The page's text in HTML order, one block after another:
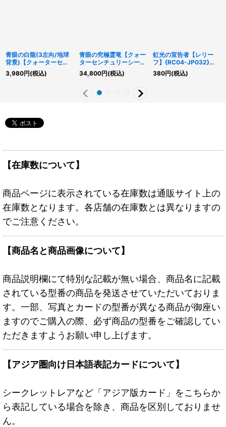
青眼の白龍(3左向/地球
背景)【クォーターセン
チュリーシークレット】
{QCAC-JP021}《モン
3,980円(税込)
青眼の究極霊竜【クォー
ターセンチュリーシーク
レット】{SD47-
JPP06}《シンクロ》
34,800円(税込)
虹光の宣告者【レリー
フ】{RC04-JP032}
《シンクロ》
380円(税込)
【在庫数について】
商品ページに表示されている在庫数は通販サイト上の
在庫数となります。各店舗の在庫数とは異なりますの
でご注意ください。
【商品名と商品画像について】
商品説明欄にて特別な記載が無い場合、商品名に記載
されている型番の商品を発送させていただいておりま
す。一部、写真とカードの型番が異なる商品が御座い
ますのでご購入の際、必ず商品の型番をご確認してい
ただきますようお願い申し上げます。
【アジア圏向け日本語表記カードについて】
シークレットレアなど「アジア版カード」をこちらか
ら表記している場合を除き、商品を区別しておりませ
ん。